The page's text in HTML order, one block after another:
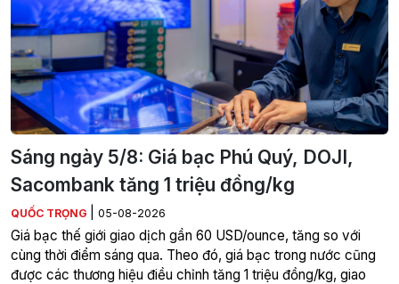
Sáng ngày 5/8: Giá bạc Phú Quý, DOJI,
Sacombank tăng 1 triệu đồng/kg
QUỐC TRỌNG 05-08-2026
Giá bạc thế giới giao dịch gần 60 USD/ounce, tăng so với
cùng thời điểm sáng qua. Theo đó, giá bạc trong nước cũng
được các thương hiệu điều chỉnh tăng 1 triệu đồng/kg, giao